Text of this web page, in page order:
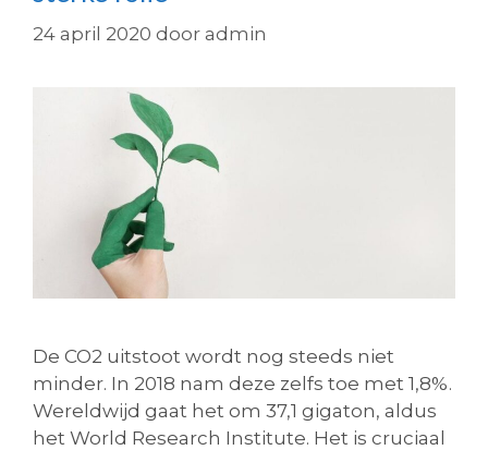
24 april 2020 door admin
De CO2 uitstoot wordt nog steeds niet
minder. In 2018 nam deze zelfs toe met 1,8%.
Wereldwijd gaat het om 37,1 gigaton, aldus
het World Research Institute. Het is cruciaal